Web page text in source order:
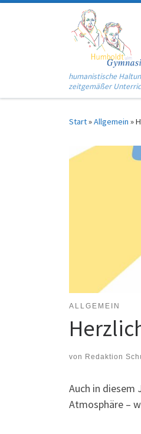
Zum Inhalt springen
humanistische
zeitgemäßer
Start»Allgemein »
ALLGEMEIN
von Redaktion
Auch in diesem
Atmosphäre –